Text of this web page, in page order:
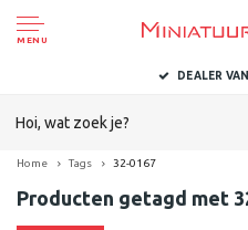
MENU
DEALER
Home Tags 32-0167
Producten getagd met